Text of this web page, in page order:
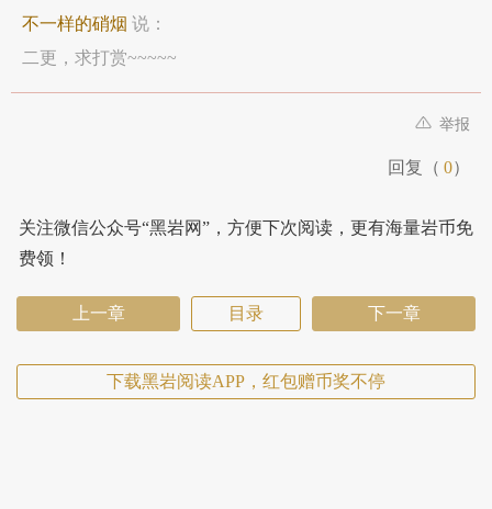
不一样的硝烟 说：
二更，求打赏~~~~~
举报
回复（ 0）
关注微信公众号“黑岩网”，方便下次阅读，更有海量岩币免
费领！
上一章 目录 下一章
下载黑岩阅读APP，红包赠币奖不停